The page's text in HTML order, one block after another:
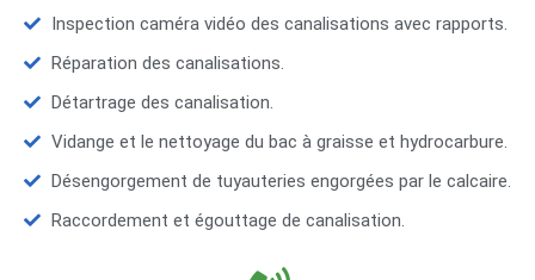
Inspection caméra vidéo des canalisations avec rapports.
Réparation des canalisations.
Détartrage des canalisation.
Vidange et le nettoyage du bac à graisse et hydrocarbure.
Désengorgement de tuyauteries engorgées par le calcaire.
Raccordement et égouttage de canalisation.